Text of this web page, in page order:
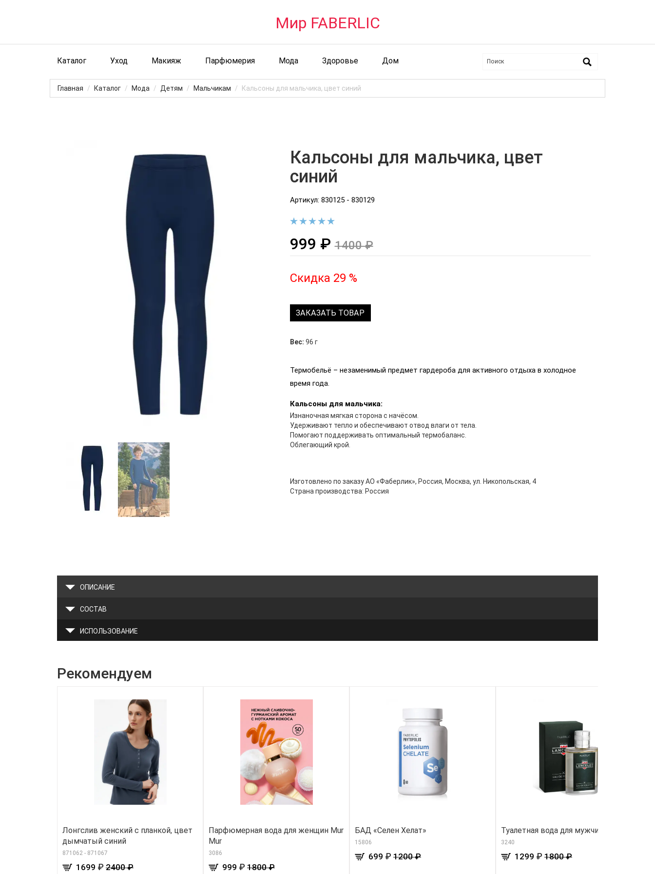
Мир FABERLIC
Каталог Уход Макияж Парфюмерия Мода Здоровье Дом
Главная Каталог Мода Детям Мальчикам Кальсоны для мальчика, цвет синий
Кальсоны для мальчика, цвет
синий
Артикул: 830125 - 830129
999 ₽1400 ₽
Скидка 29 %
ЗАКАЗАТЬ ТОВАР
Вес: 96 г
Термобельё – незаменимый предмет гардероба для активного отдыха в холодное
время года.
Кальсоны для мальчика:
Изнаночная мягкая сторона с начёсом.
Удерживают тепло и обеспечивают отвод влаги от тела.
Помогают поддерживать оптимальный термобаланс.
Облегающий крой.
Изготовлено по заказу АО «Фаберлик», Россия, Москва, ул. Никопольская, 4
Страна производства: Россия
ОПИСАНИЕ
СОСТАВ
ИСПОЛЬЗОВАНИЕ
Рекомендуем
Лонгслив женский с планкой, цвет
дымчатый синий
871062 - 871067
1699 ₽ 2400 ₽
Парфюмерная вода для женщин Mur
Mur
3086
999 ₽ 1800 ₽
БАД «Селен Хелат»
15806
699 ₽ 1200 ₽
Туалетная вода для мужчин Lancelot
3240
1299 ₽ 1800 ₽